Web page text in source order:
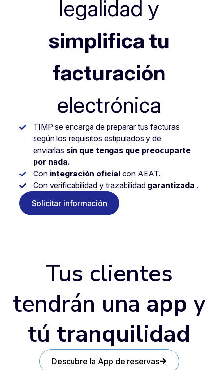
legalidad y
simplifica tu
facturación
electrónica
TIMP se encarga de preparar tus facturas
según los requisitos estipulados y de
enviarlas sin que tengas que preocuparte
por nada.
Con integración oficial con AEAT.
Con verificabilidad y trazabilidad garantizada .
Solicitar información
Tus clientes
tendrán una app y
tú tranquilidad
Descubre la App de reservas